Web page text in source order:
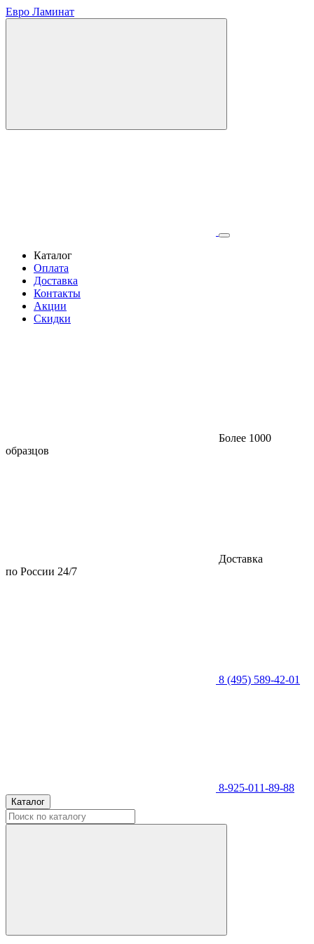
Евро Ламинат
Каталог
Оплата
Доставка
Контакты
Акции
Скидки
Более 1000
образцов
Доставка
по России 24/7
8 (495) 589-42-01
8-925-011-89-88
Каталог